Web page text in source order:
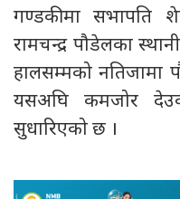
गण्डकीमा सभापति
रामचन्द्र पौडेलका
हालसम्मको
यसअघि कमजोर
सुधारिएको छ ।